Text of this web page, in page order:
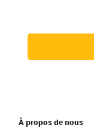
À propos de nous